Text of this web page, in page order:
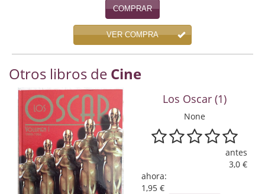
Divulgación científica
Economía
Enciclopedias
Ensayo
Ensayo literario
Filosofía
COMPRAR
VER COMPRA
Otros libros de Cine
Los Oscar (1)
None
antes
3,0 €
ahora:
1,95 €